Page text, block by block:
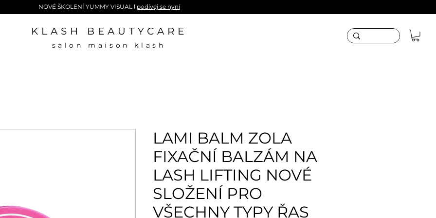
KLASH BEAUTYCARE
NOVÉ ŠKOLENÍ YUMMY VISUAL l podívej se nyní
salon maison klash
LAMI BALM ZOLA
FIXAČNÍ BALZÁM NA
LASH LIFTING NOVÉ
SLOŽENÍ PRO
VŠECHNY TYPY ŘAS